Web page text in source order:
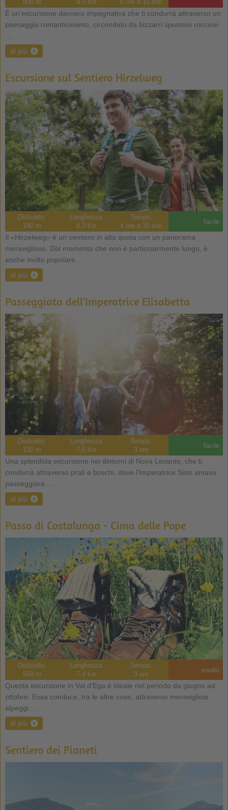
800 m 9,5 km 6 ore e 15 min
È un'escursione davvero impegnativa che ti condurrà attraverso un
paesaggio romanticissimo, circondato da bizzarri spuntoni rocciosi
di più
Escursione sul Sentiero Hirzelweg
Dislivello:
140 m
Lunghezza:
8,3 km
Tempo:
4 ore e 30 min
facile
Il «Hirzelweg» è un sentiero in alta quota con un panorama
meraviglioso. Dal momento che non è particolarmente lungo, è
anche molto popolare …
di più
Passeggiata dell'Imperatrice Elisabetta
Dislivello:
130 m
Lunghezza:
7,6 km
Tempo:
3 ore
facile
Una splendida escursione nei dintorni di Nova Levante, che ti
condurrà attraverso prati e boschi, dove l'Imperatrice Sissi amava
passeggiare ...
di più
Passo di Costalunga - Cima delle Pope
Dislivello:
560 m
Lunghezza:
7,4 km
Tempo:
3 ore
medio
Questa escursione in Val d'Ega è ideale nel periodo da giugno ad
ottobre. Essa conduce, tra le altre cose, attraverso meravigliosi
alpeggi …
di più
Sentiero dei Pianeti